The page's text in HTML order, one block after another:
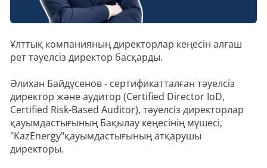
Ұлттық компанияның директорлар кеңесін алғаш
рет тәуелсіз директор басқарды.
Әлихан Байдүсенов - сертификатталған тәуелсіз
директор және аудитор (Certified Director IoD,
Certified Risk-Based Auditor), тәуелсіз директорлар
қауымдастығының Бақылау кеңесінің мүшесі,
"KazEnergy"қауымдастығының атқарушы
директоры.